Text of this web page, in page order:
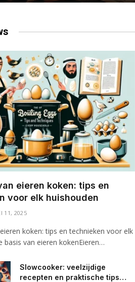
eieren koken: tips en
voor elk huishouden
11, 2025
koken: tips en technieken voor elk
basis van eieren kokenEieren…
Slowcooker: veelzijdige
recepten en praktische tips